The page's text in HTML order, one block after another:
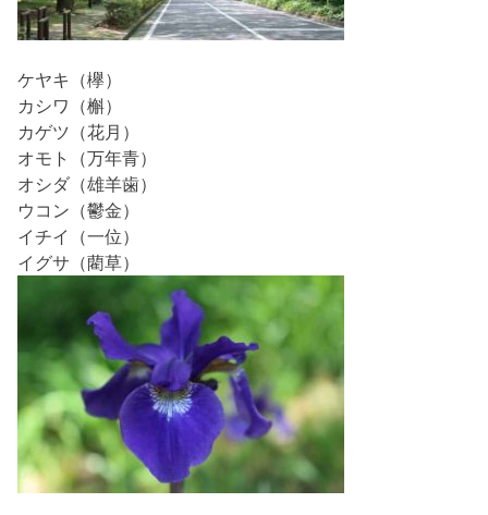
ケヤキ（欅）
カシワ（槲）
カゲツ（花月）
オモト（万年青）
オシダ（雄羊歯）
ウコン（鬱金）
イチイ（一位）
イグサ（藺草）